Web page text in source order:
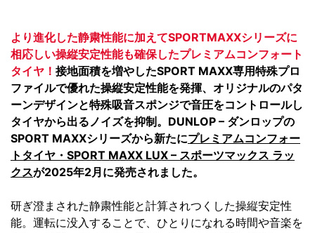
より進化した静粛性能に加えてSPORTMAXXシリーズに
相応しい操縦安定性能も確保したプレミアムコンフォート
タイヤ！ 接地面積を増やしたSPORT MAXX専用特殊プロ
ファイルで優れた操縦安定性能を発揮、オリジナルのパタ
ーンデザインと特殊吸音スポンジで音圧をコントロールし
タイヤから出るノイズを抑制。DUNLOP – ダンロップの
SPORT MAXXシリーズから新たにプレミアムコンフォー
トタイヤ・SPORT MAXX LUX – スポーツマックス ラッ
クスが2025年2月に発売されました。
研ぎ澄まされた静粛性能と計算されつくした操縦安定性
能。運転に没入することで、ひとりになれる時間や音楽を